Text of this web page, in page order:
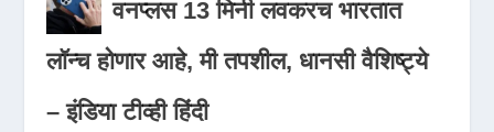
वनप्लस 13 मिनी लवकरच भारतात
लॉन्च होणार आहे, मी तपशील, धानसी वैशिष्ट्ये
– इंडिया टीव्ही हिंदी